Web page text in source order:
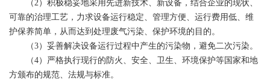
（2）积极稳妥地采用先进新技术、新设备，结合企业的现状、
可靠的治理工艺，力求设备运行稳定、管理方便、运行费用低、维
护保养简单，从而达到处理废气污染、保护环境的目的。
（3）妥善解决设备运行过程中产生的污染物，避免二次污染。
（4）严格执行现行的防火、安全、卫生、环境保护等国家和地
方颁布的规范、法规与标准。